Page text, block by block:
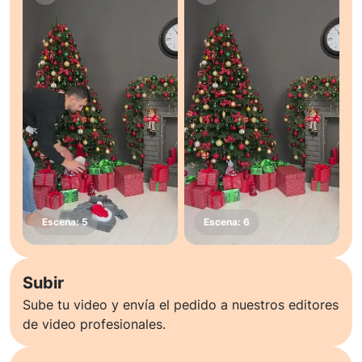
Subir
Sube tu video y envía el pedido a nuestros editores
de video profesionales.